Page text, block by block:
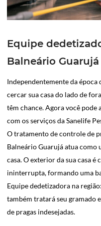
Equipe
Balneário Guarujá
Independentemente da época
cercar sua casa do lado de
têm chance. Agora você pode
com os serviços da Sanelife
O tratamento de controle de
Balneário Guarujá atua como
casa. O exterior da sua casa
ininterrupta, formando uma
Equipe dedetizadora na
também tratará seu gramado
de pragas indesejadas.